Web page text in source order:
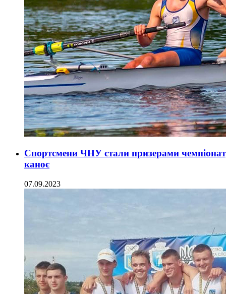
Спортсмени ЧНУ стали призерами
каноє
07.09.2023